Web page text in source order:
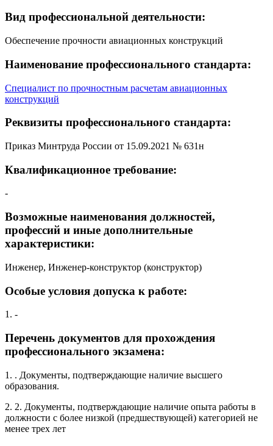
Вид профессиональной деятельности:
Обеспечение прочности авиационных конструкций
Наименование профессионального стандарта:
Специалист по прочностным расчетам авиационных
конструкций
Реквизиты профессионального стандарта:
Приказ Минтруда России от 15.09.2021 № 631н
Квалификационное требование:
-
Возможные наименования должностей,
профессий и иные дополнительные
характеристики:
Инженер, Инженер-конструктор (конструктор)
Особые условия допуска к работе:
1. -
Перечень документов для прохождения
профессионального экзамена:
1. . Документы, подтверждающие наличие высшего
образования.
2. 2. Документы, подтверждающие наличие опыта работы в
должности с более низкой (предшествующей) категорией не
менее трех лет